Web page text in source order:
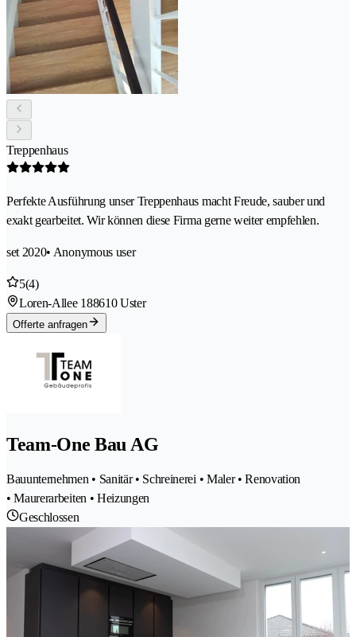
Treppenhaus
Perfekte Ausführung unser Treppenhaus macht Freude, sauber und
exakt gearbeitet. Wir können diese Firma gerne weiter empfehlen.
set 2020• Anonymous user
5(4)
Loren-Allee 188610 Uster
Offerte anfragen
Team-One Bau AG
Bauunternehmen • Sanitär • Schreinerei • Maler • Renovation
• Maurerarbeiten • Heizungen
Geschlossen